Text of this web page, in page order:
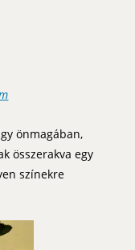
önmagában,
összerakva egy
színekre